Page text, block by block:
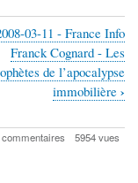
03-11 - France Info
Franck Cognard - Les
de l’apocalypse
immobilière ›
5954 vues